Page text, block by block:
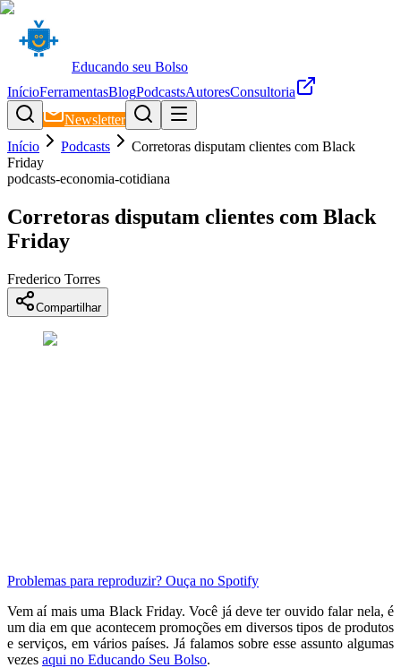
Educando seu Bolso
InícioFerramentasBlogPodcastsAutoresConsultoria
Newsletter
Início
Podcasts
Corretoras disputam clientes com Black
Friday
podcasts-economia-cotidiana
Corretoras disputam clientes com Black
Friday
Frederico Torres
Compartilhar
Problemas para reproduzir? Ouça no Spotify
Vem aí mais uma Black Friday. Você já deve ter ouvido falar nela, é
um dia em que acontecem promoções em diversos tipos de produtos
e serviços, em vários países. Já falamos sobre esse assunto algumas
vezes aqui no Educando Seu Bolso.